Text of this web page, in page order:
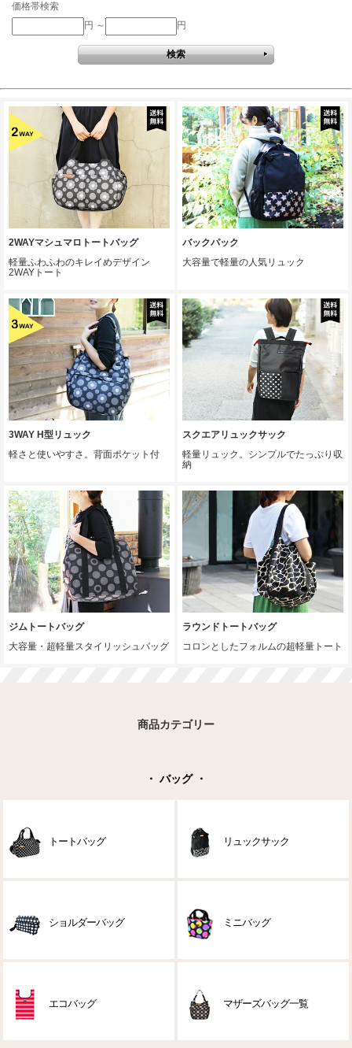
価格帯検索
円 ～
円
2WAYマシュマロトートバッグ
軽量ふわふわのキレイめデザイン
2WAYトート
バックパック
大容量で軽量の人気リュック
3WAY H型リュック
軽さと使いやすさ。背面ポケット付
スクエアリュックサック
軽量リュック。シンプルでたっぷり収
納
ジムトートバッグ
大容量・超軽量スタイリッシュバッグ
ラウンドトートバッグ
コロンとしたフォルムの超軽量トート
商品カテゴリー
・ バッグ ・
トートバッグ リュックサック
ショルダーバッグ ミニバッグ
エコバッグ マザーズバッグ一覧